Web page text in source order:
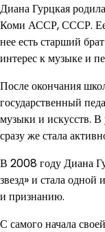
Диана Гурцкая
Коми АССР, СССР. Ее
нее есть старший
интерес к музыке и
После окончания
государственный
музыки и искусств. В
сразу же стала
В 2008 году Диана
звезд» и стала одной
и признанию.
С самого начала